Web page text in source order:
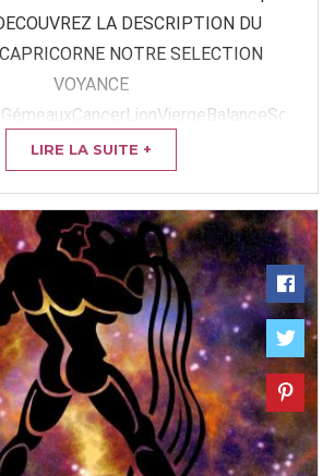
LA DESCRIPTION DU
NOTRE SELECTION
VOYANCE
VOTRE HOROSCOPE DU ...
LIRE LA SUITE +